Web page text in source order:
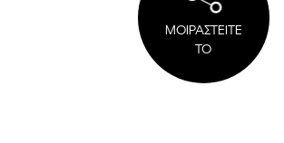
ΜΟΙΡΑΣΤΕΙΤΕ
ΤΟ